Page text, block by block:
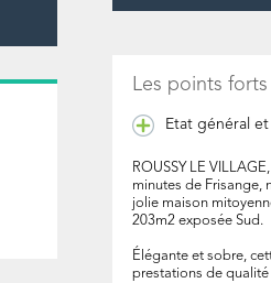
Les points forts
Etat général
ROUSSY LE
minutes de Frisange,
jolie maison
203m2 exposée Sud.
Élégante et sobre,
prestations de qualité